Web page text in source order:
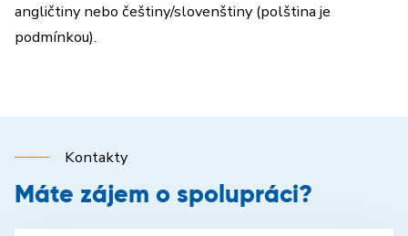
angličtiny nebo češtiny/slovenštiny (polština je
podmínkou).
Kontakty
Máte zájem o spolupráci?